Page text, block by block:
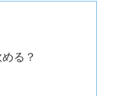
る？